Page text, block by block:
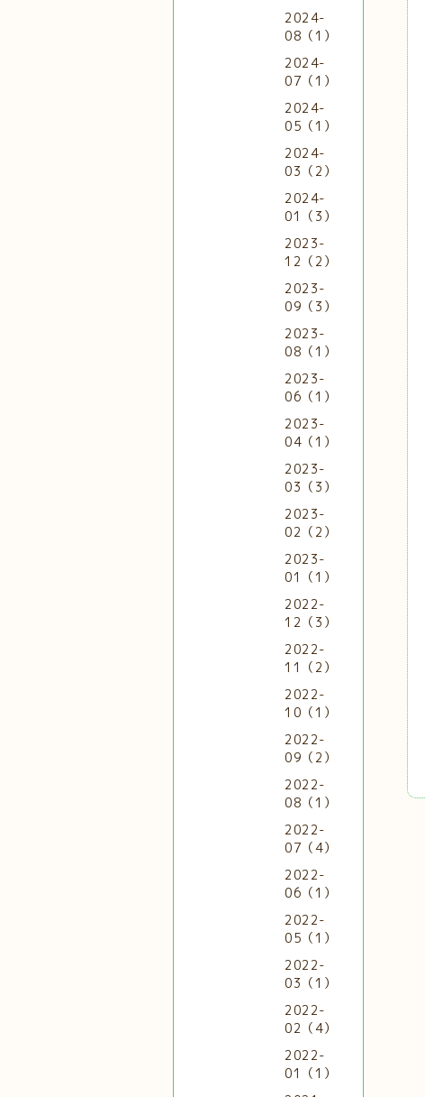
2024-
08（1）
2024-
07（1）
2024-
05（1）
2024-
03（2）
2024-
01（3）
2023-
12（2）
2023-
09（3）
2023-
08（1）
2023-
06（1）
2023-
04（1）
2023-
03（3）
2023-
02（2）
2023-
01（1）
2022-
12（3）
2022-
11（2）
2022-
10（1）
2022-
09（2）
2022-
08（1）
2022-
07（4）
2022-
06（1）
2022-
05（1）
2022-
03（1）
2022-
02（4）
2022-
01（1）